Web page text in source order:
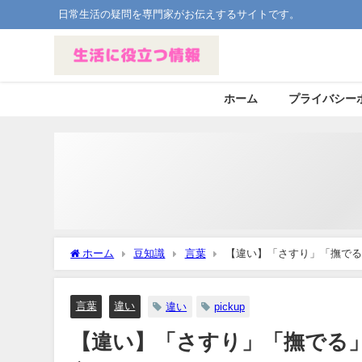
日常生活の疑問を専門家がお伝えするサイトです。
ホーム プライバシー
ホーム 豆知識 言葉 【違い】「さすり」「撫で
言葉 違い 違い pickup
【違い】「さすり」「撫で